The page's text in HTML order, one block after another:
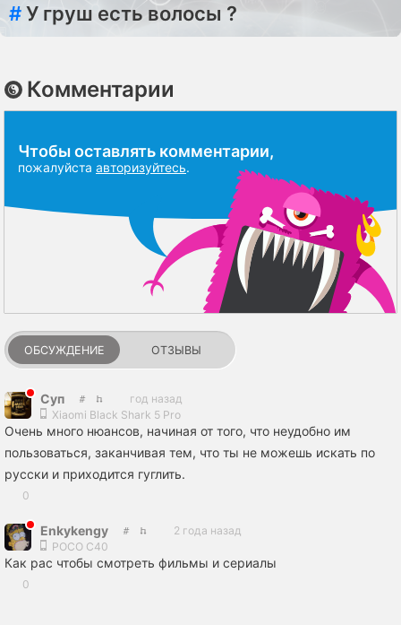
#У груш есть волосы ?
Комментарии
Чтобы оставлять комментарии,
пожалуйста авторизуйтесь.
ОБСУЖДЕНИЕ ОТЗЫВЫ
Сyп
год назад
Xiaomi Black Shark 5 Pro
Очень много нюансов, начиная от того, что неудобно им
пользоваться, заканчивая тем, что ты не можешь искать по
русски и приходится гуглить.
0
Enkykengy
2 года назад
POCO C40
Как рас чтобы смотреть фильмы и сериалы
0